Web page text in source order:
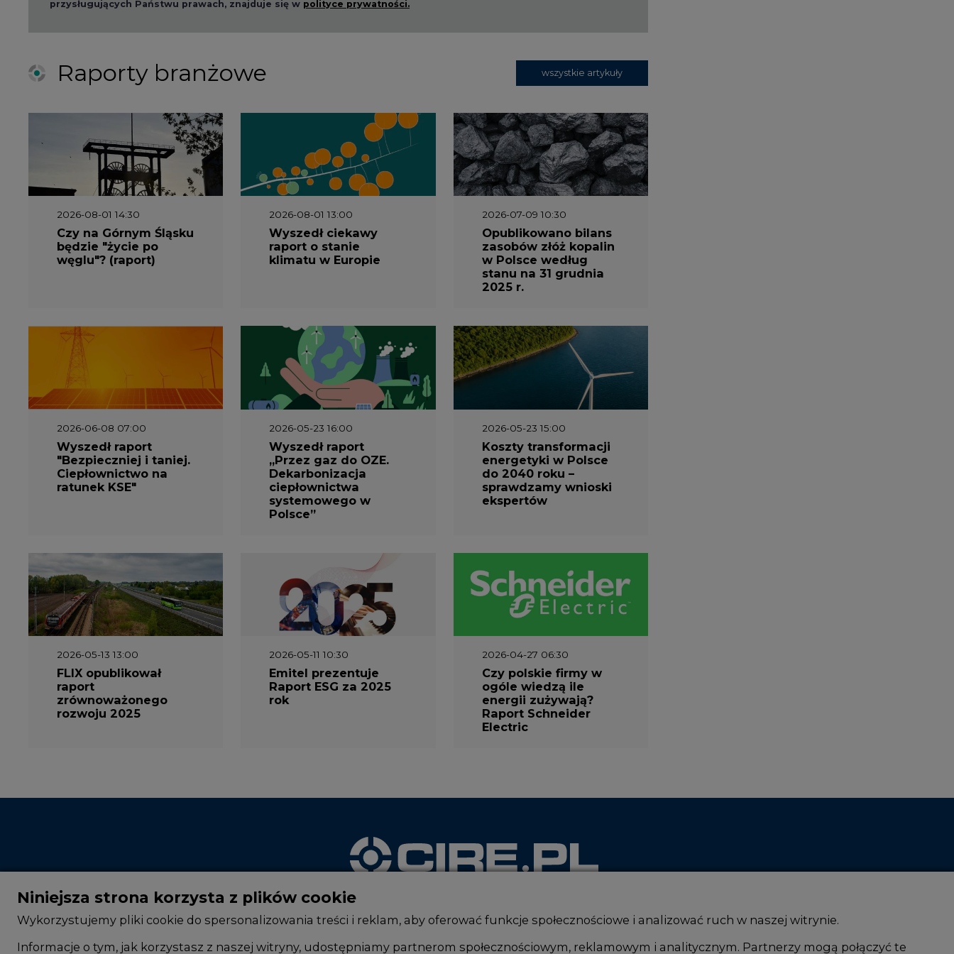
przysługujących Państwu prawach, znajduje się w polityce prywatności.
Raporty branżowe wszystkie artykuły
2026-08-01 14:30
Czy na Górnym Śląsku
będzie "życie po
węglu"? (raport)
2026-08-01 13:00
Wyszedł ciekawy
raport o stanie
klimatu w Europie
2026-07-09 10:30
Opublikowano bilans
zasobów złóż kopalin
w Polsce według
stanu na 31 grudnia
2025 r.
2026-06-08 07:00
Wyszedł raport
"Bezpieczniej i taniej.
Ciepłownictwo na
ratunek KSE"
2026-05-23 16:00
Wyszedł raport
„Przez gaz do OZE.
Dekarbonizacja
ciepłownictwa
systemowego w
Polsce”
2026-05-23 15:00
Koszty transformacji
energetyki w Polsce
do 2040 roku –
sprawdzamy wnioski
ekspertów
2026-05-13 13:00
FLIX opublikował
raport
zrównoważonego
rozwoju 2025
2026-05-11 10:30
Emitel prezentuje
Raport ESG za 2025
rok
2026-04-27 06:30
Czy polskie firmy w
ogóle wiedzą ile
energii zużywają?
Raport Schneider
Electric
Niniejsza strona korzysta z plików cookie
Wykorzystujemy pliki cookie do spersonalizowania treści i reklam, aby oferować funkcje społecznościowe i analizować ruch w naszej witrynie.
Informacje o tym, jak korzystasz z naszej witryny, udostępniamy partnerom społecznościowym, reklamowym i analitycznym. Partnerzy mogą połączyć te